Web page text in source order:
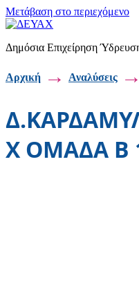
Μετάβαση στο περιεχόμενο
Δημόσια Επιχείρηση
Αρχική → Αναλύσεις →
Χ ΟΜΑΔΑ Β